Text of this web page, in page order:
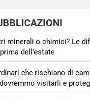
minerali o chimici? Le
dell’estate
che rischiano di
visitarli e